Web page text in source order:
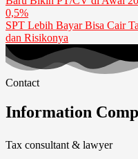
0,5%
SPT Lebih Bayar Bisa Cair
dan Risikonya
Contact
Information
Tax consultant & lawyer